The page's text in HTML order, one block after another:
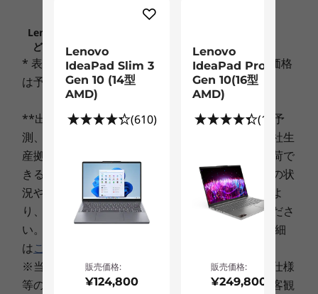
薄さ22.9mmのスリムでスタイリッシュなデザイ
ンで持ち運びやすく、家中どこでも利用できま
す。本体カラーはブリザードホワイト、オニキス
ブラック、プラチナグレーからお選びいただけま
す。
優れたパフォーマンス
インテル
Core™プロセッサーを選択可能。シー
ムレスなマルチタスク、高速起動が可能で、エン
ターテインメントも快適に楽しめます。
¥2,200 税込・送料無料
比較リストに追加 詳しくはこちら
Lenovo.comに掲載されている価格、条件、保守な
ど、重要なお知らせは、こちらでご確認ください
* 表示価格には消費税が含まれております。また価格
は予告なく変更されることがございます。
**出荷予定日は、その時点での在庫・生産状況の予
測、ならびに最短のご決済日起算にもとづく、弊社生
産拠点からの出荷予定日程であり、この日程で出荷で
きることをお約束するものではありません。注文の状
況や使用部材の供給状況、製造工程上の都合等によ
り、遅延する場合がありますことを予めご了承くださ
い。 「出荷予定日」と「ご決済日」に関しての詳細
はこちら
※当サイトに記載された製品・サービスの価格、仕様
等の表示に、表示上、作業上その他の理由による客観
Lenovo
IdeaPad Slim 3
Gen 10 (14型
AMD)
(610)
販売価格:
¥124,800
Lenovo
IdeaPad Pro 5
Gen 10(16型
AMD)
(100)
販売価格:
¥249,800